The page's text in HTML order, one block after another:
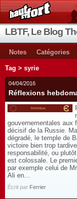
LBTF, Le Blog
Notes Catégories
Tag > syrie
04/04/2016
Réflexions
gouvernementales aux
décisif de la Russie.
dégradé, le temple de
victoire bien trop
responsabilité, ou
est colossale. Le
par exemple celui de
Ali en...
Écrit par Ferrier